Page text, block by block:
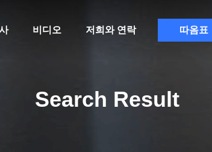
비디오 저희와 연락 따옴표
Search Result